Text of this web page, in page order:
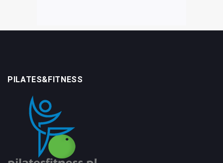
PILATES&FITNESS